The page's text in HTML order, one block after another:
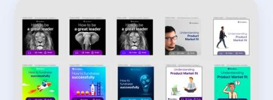
et
création
des
campagnes
de